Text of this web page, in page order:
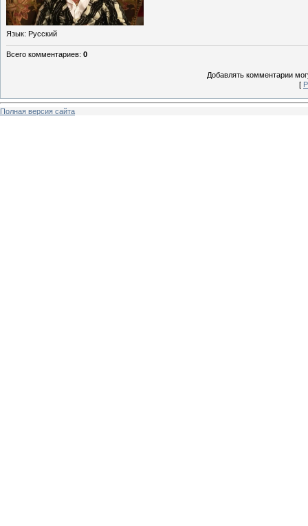
Язык: Русский
Всего комментариев: 0
Добавлять комментарии
[
Полная версия сайта